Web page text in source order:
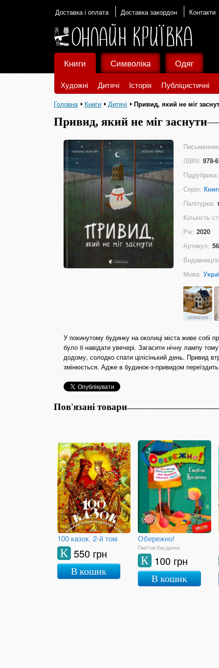
Доставка і оплата Доставка закордон Контакти
Книги
Художні Дитячі Історія Публіцистичні
Символіка Одяг
Головна Книги Дитячі Привид, який не міг
Привид, який не міг заснути
ISBN: 978-
Підрубрика:
Серія:
Палітурка:
Кількість
Рік: 2020
Артикул:
Мова:
У покинутому будинку на околиці міста живе собі
було б навідати увечері. Загасити нічну лампу
додому, солодко спати цілісінький день. Привид
змінюється. Адже в будинок-з-привидом
Пов'язані товари
100 казок. 2-й том
550 грн
К
В кошик
Обережно!
Ґжеґож Касдапке
100 грн
К
В кошик